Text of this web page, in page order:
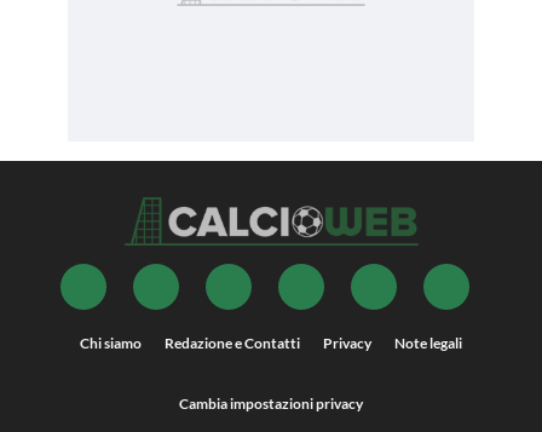
Chi siamo Redazione e Contatti Privacy Note legali
Cambia impostazioni privacy